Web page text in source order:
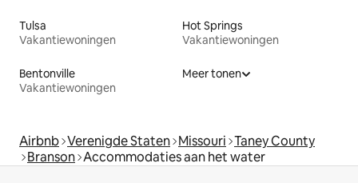
Tulsa
Vakantiewoningen
Hot Springs
Vakantiewoningen
Bentonville
Vakantiewoningen
Meer tonen
Airbnb Verenigde Staten Missouri Taney County
Branson Accommodaties aan het water